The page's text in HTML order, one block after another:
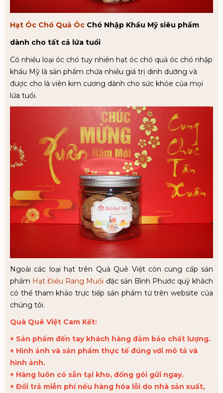
Hạt Óc Chó Quả Óc Chó Nhập Khẩu Mỹ siêu phẩm
dành cho tất cả lứa tuổi
Có nhiều loại óc chó tuy nhiên hạt óc chó quả óc chó nhập
khẩu Mỹ là sản phẩm chứa nhiều giá trị dinh dưỡng và
được cho là viên kim cương dành cho sức khỏe của mọi
lứa tuổi.
Ngoài các loại hạt trên Quà Quê Việt còn cung cấp sản
phẩm Hạt Điều Rang Muối đặc sản Bình Phước quý khách
có thể tham khảo trực tiếp sản phẩm từ trên website của
chúng tôi.
Quà Quê Việt Cam Kết:
+ Sản phẩm đến tay khách hàng đảm bảo chất lượng.
+ Hình ảnh và sản phẩm thực tế đúng với mô tả và
hình ảnh.
+ Hàng luôn có sẵn tại kho, đống gói gửi ngay.
+ Đổi trả miễn phí nếu hàng hóa lỗi do nhà sản xuất,